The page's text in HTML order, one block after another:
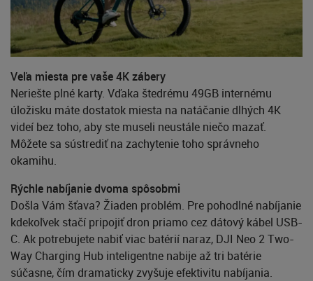
Veľa miesta pre vaše 4K zábery
Neriešte plné karty. Vďaka štedrému 49GB internému
úložisku máte dostatok miesta na natáčanie dlhých 4K
videí bez toho, aby ste museli neustále niečo mazať.
Môžete sa sústrediť na zachytenie toho správneho
okamihu.
Rýchle nabíjanie dvoma spôsobmi
Došla Vám šťava? Žiaden problém. Pre pohodlné nabíjanie
kdekoľvek stačí pripojiť dron priamo cez dátový kábel USB-
C. Ak potrebujete nabiť viac batérií naraz, DJI Neo 2 Two-
Way Charging Hub inteligentne nabije až tri batérie
súčasne, čím dramaticky zvyšuje efektivitu nabíjania.